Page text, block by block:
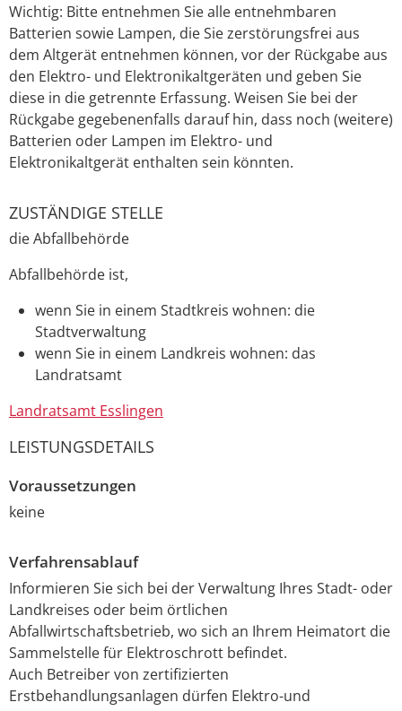
Wichtig: Bitte entnehmen Sie alle entnehmbaren
Batterien sowie Lampen, die Sie zerstörungsfrei aus
dem Altgerät entnehmen können, vor der Rückgabe aus
den Elektro- und Elektronikaltgeräten und geben Sie
diese in die getrennte Erfassung. Weisen Sie bei der
Rückgabe gegebenenfalls darauf hin, dass noch (weitere)
Batterien oder Lampen im Elektro- und
Elektronikaltgerät enthalten sein könnten.
ZUSTÄNDIGE STELLE
die Abfallbehörde
Abfallbehörde ist,
wenn Sie in einem Stadtkreis wohnen: die
Stadtverwaltung
wenn Sie in einem Landkreis wohnen: das
Landratsamt
Landratsamt Esslingen
LEISTUNGSDETAILS
Voraussetzungen
keine
Verfahrensablauf
Informieren Sie sich bei der Verwaltung Ihres Stadt- oder
Landkreises oder beim örtlichen
Abfallwirtschaftsbetrieb, wo sich an Ihrem Heimatort die
Sammelstelle für Elektroschrott befindet.
Auch Betreiber von zertifizierten
Erstbehandlungsanlagen dürfen Elektro-und